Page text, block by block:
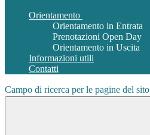
Orientamento
Orientamento in Entrata
Prenotazioni Open Day
Orientamento in Uscita
Informazioni utili
Contatti
Campo di ricerca per le pagine del sito